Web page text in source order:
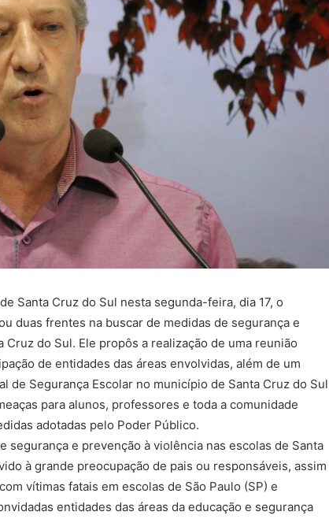
Santa Cruz do Sul nesta segunda-feira, dia 17, o
duas frentes na buscar de medidas de segurança e
do Sul. Ele propôs a realização de uma reunião
de entidades das áreas envolvidas, além de um
de Segurança Escolar no município de Santa Cruz do Sul
para alunos, professores e toda a comunidade
adotadas pelo Poder Público.
segurança e prevenção à violência nas escolas de Santa
à grande preocupação de pais ou responsáveis, assim
vítimas fatais em escolas de São Paulo (SP) e
entidades das áreas da educação e segurança